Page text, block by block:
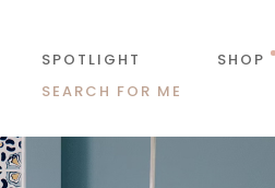
SPOTLIGHT SHOP
SEARCH FOR ME